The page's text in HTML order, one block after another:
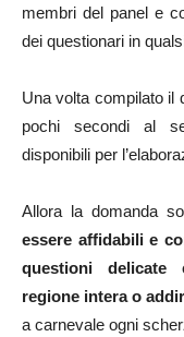
membri del panel e
dei questionari in
Una volta compilato il
pochi secondi al
disponibili per
Allora la domanda
essere affidabili e
questioni delicate
regione intera o
a carnevale ogni